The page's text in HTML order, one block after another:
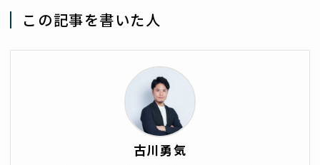
この記事を書いた人
古川勇気